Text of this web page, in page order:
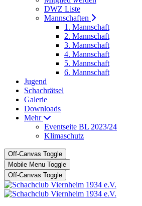
DWZ Liste
Mannschaften
1. Mannschaft
2. Mannschaft
3. Mannschaft
4. Mannschaft
5. Mannschaft
6. Mannschaft
Jugend
Schachrätsel
Galerie
Downloads
Mehr
Eventseite BL 2023/24
Klimaschutz
Off-Canvas Toggle
Mobile Menu Toggle
Off-Canvas Toggle